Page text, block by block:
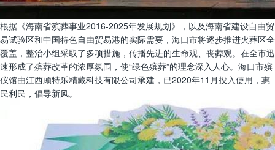
根据《海南省殡葬事业2016-2025年发展规划》，以及海南省建设自由贸
易试验区和中国特色自由贸易港的实际需要，海口市将逐步推进火葬区全
覆盖，整治小组采取了多项措施，传播先进的生命观、丧葬观。在全市迅
速形成了殡葬改革的浓厚氛围，使“绿色殡葬”的理念深入人心。海口市殡
仪馆由江西顾特乐精藏科技有限公司承建，已2020年11月投入使用，惠
民利民，倡导新风。